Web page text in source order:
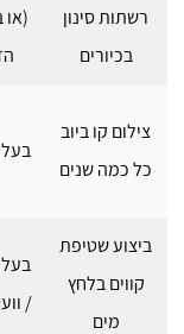
רשתות סינון
בכיורים
(או
צילום קו ביוב
כל כמה שנים
ביצוע שטיפת
קווים בלחץ
מים
/